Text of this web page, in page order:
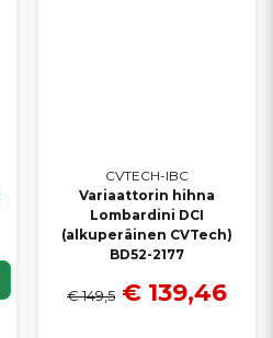
CVTECH-IBC
Variaattorin hihna
Lombardini DCI
(alkuperäinen CVTech)
BD52-2177
€ 149,5 € 139,46